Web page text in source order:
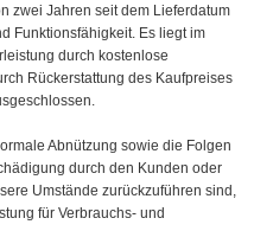
zwei Jahren seit dem Lieferdatum
Funktionsfähigkeit. Es liegt im
durch kostenlose
Rückerstattung des Kaufpreises
Abnützung sowie die Folgen
durch den Kunden oder
Umstände zurückzuführen sind,
für Verbrauchs- und